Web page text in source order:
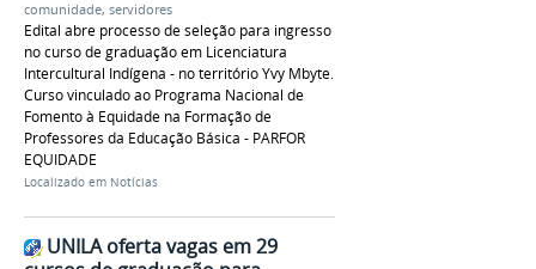
comunidade, servidores
Edital abre processo de seleção para ingresso
no curso de graduação em Licenciatura
Intercultural Indígena - no território Yvy Mbyte.
Curso vinculado ao Programa Nacional de
Fomento à Equidade na Formação de
Professores da Educação Básica - PARFOR
EQUIDADE
Localizado em Notícias
UNILA oferta vagas em 29